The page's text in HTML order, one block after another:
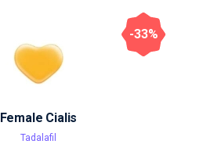
Female Cialis
Tadalafil
-33%